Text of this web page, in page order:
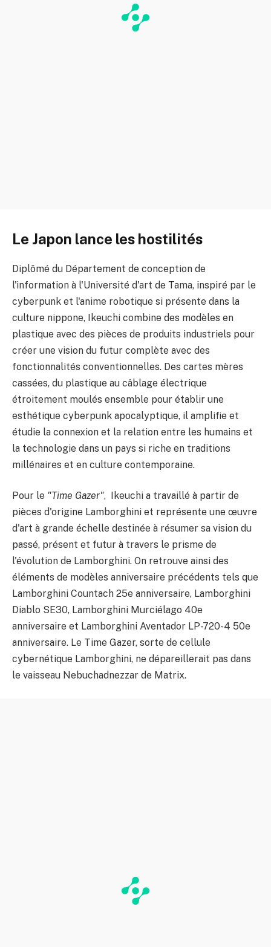
Le Japon lance les hostilités
Diplômé du Département de conception de
l'information à l'Université d'art de Tama, inspiré par le
cyberpunk et l'anime robotique si présente dans la
culture nippone, Ikeuchi combine des modèles en
plastique avec des pièces de produits industriels pour
créer une vision du futur complète avec des
fonctionnalités conventionnelles. Des cartes mères
cassées, du plastique au câblage électrique
étroitement moulés ensemble pour établir une
esthétique cyberpunk apocalyptique, il amplifie et
étudie la connexion et la relation entre les humains et
la technologie dans un pays si riche en traditions
millénaires et en culture contemporaine.
Pour le "Time Gazer", Ikeuchi a travaillé à partir de
pièces d'origine Lamborghini et représente une œuvre
d'art à grande échelle destinée à résumer sa vision du
passé, présent et futur à travers le prisme de
l'évolution de Lamborghini. On retrouve ainsi des
éléments de modèles anniversaire précédents tels que
Lamborghini Countach 25e anniversaire, Lamborghini
Diablo SE30, Lamborghini Murciélago 40e
anniversaire et Lamborghini Aventador LP-720-4 50e
anniversaire. Le Time Gazer, sorte de cellule
cybernétique Lamborghini, ne dépareillerait pas dans
le vaisseau Nebuchadnezzar de Matrix.